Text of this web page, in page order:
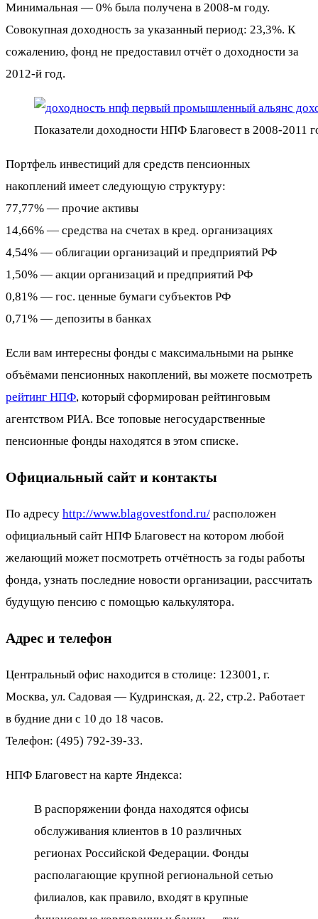
Минимальная — 0% была получена в 2008-м году.
Совокупная доходность за указанный период: 23,3%. К
сожалению, фонд не предоставил отчёт о доходности за
2012-й год.
Показатели доходности НПФ Благовест в 2008-2011
Портфель инвестиций для средств пенсионных
накоплений имеет следующую структуру:
77,77% — прочие активы
14,66% — средства на счетах в кред. организациях
4,54% — облигации организаций и предприятий РФ
1,50% — акции организаций и предприятий РФ
0,81% — гос. ценные бумаги субъектов РФ
0,71% — депозиты в банках
Если вам интересны фонды с максимальными на рынке
объёмами пенсионных накоплений, вы можете посмотреть
рейтинг НПФ, который сформирован рейтинговым
агентством РИА. Все топовые негосударственные
пенсионные фонды находятся в этом списке.
Официальный сайт и контакты
По адресу http://www.blagovestfond.ru/ расположен
официальный сайт НПФ Благовест на котором любой
желающий может посмотреть отчётность за годы работы
фонда, узнать последние новости организации, рассчитать
будущую пенсию с помощью калькулятора.
Адрес и телефон
Центральный офис находится в столице: 123001, г.
Москва, ул. Садовая — Кудринская, д. 22, стр.2. Работает
в будние дни с 10 до 18 часов.
Телефон: (495) 792-39-33.
НПФ Благовест на карте Яндекса:
В распоряжении фонда находятся офисы
обслуживания клиентов в 10 различных
регионах Российской Федерации. Фонды
располагающие крупной региональной сетью
филиалов, как правило, входят в крупные